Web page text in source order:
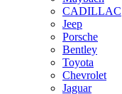
CADILLAC
Jeep
Porsche
Bentley
Toyota
Chevrolet
Jaguar